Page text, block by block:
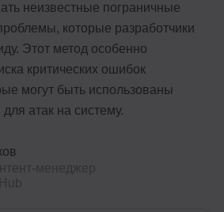
неизвестные пограничные
которые разработчики
Этот метод особенно
критических ошибок
могут быть использованы
атак на систему.